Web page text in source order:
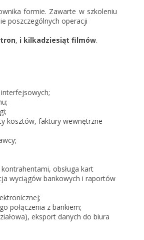
KSeF w Subiekcie nexo/nexo PRO
KSeF w Rachmistrzu i Rewizorze
KSeF w Rachmistrzu i Rewizorze GT
biur rachunkowych
formie. Zawarte w szkoleniu
poszczególnych operacji
, i kilkadziesiąt filmów.
kosztów, faktury wewnętrzne
obsługa kart
wyciągów bankowych i raportów
połączenia z bankiem;
eksport danych do biura